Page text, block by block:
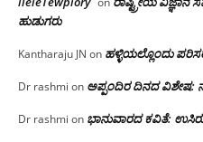
ಹುಡುಗರು
Kantharaju JN on ಹಳ್ಳಿಯಲ್ಲೊಂದು
Dr rashmi on ಅಪ್ಪಂದಿರ ದಿನದ ವಿಶೇಷ:
Dr rashmi on ಭಾನುವಾರದ ಕವಿತೆ: